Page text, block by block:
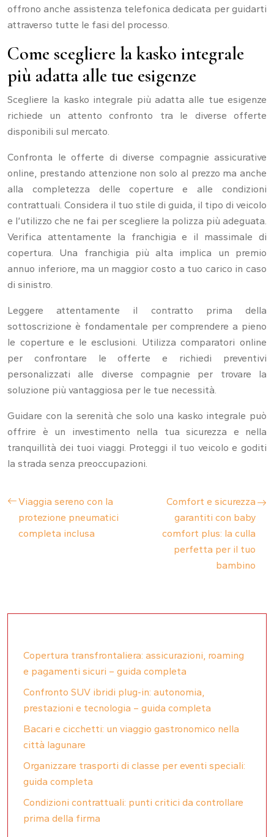
offrono anche assistenza telefonica dedicata per guidarti
attraverso tutte le fasi del processo.
Come scegliere la kasko integrale
più adatta alle tue esigenze
Scegliere la kasko integrale più adatta alle tue esigenze
richiede un attento confronto tra le diverse offerte
disponibili sul mercato.
Confronta le offerte di diverse compagnie assicurative
online, prestando attenzione non solo al prezzo ma anche
alla completezza delle coperture e alle condizioni
contrattuali. Considera il tuo stile di guida, il tipo di veicolo
e l’utilizzo che ne fai per scegliere la polizza più adeguata.
Verifica attentamente la franchigia e il massimale di
copertura. Una franchigia più alta implica un premio
annuo inferiore, ma un maggior costo a tuo carico in caso
di sinistro.
Leggere attentamente il contratto prima della
sottoscrizione è fondamentale per comprendere a pieno
le coperture e le esclusioni. Utilizza comparatori online
per confrontare le offerte e richiedi preventivi
personalizzati alle diverse compagnie per trovare la
soluzione più vantaggiosa per le tue necessità.
Guidare con la serenità che solo una kasko integrale può
offrire è un investimento nella tua sicurezza e nella
tranquillità dei tuoi viaggi. Proteggi il tuo veicolo e goditi
la strada senza preoccupazioni.
Viaggia sereno con la
protezione pneumatici
completa inclusa
Comfort e sicurezza
garantiti con baby
comfort plus: la culla
perfetta per il tuo
bambino
Copertura transfrontaliera: assicurazioni, roaming
e pagamenti sicuri – guida completa
Confronto SUV ibridi plug-in: autonomia,
prestazioni e tecnologia – guida completa
Bacari e cicchetti: un viaggio gastronomico nella
città lagunare
Organizzare trasporti di classe per eventi speciali:
guida completa
Condizioni contrattuali: punti critici da controllare
prima della firma